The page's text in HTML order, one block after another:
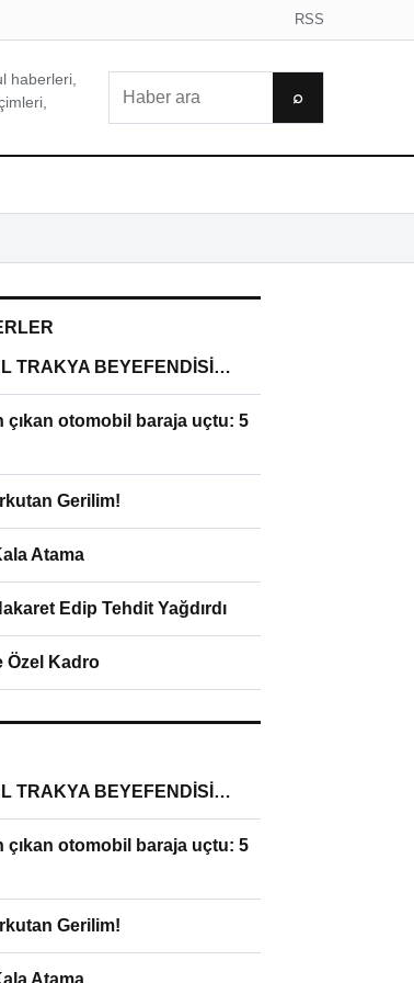
RSS
haberleri,
⌕
TRAKYA BEYEFENDİSİ…
çıkan otomobil baraja uçtu: 5
Gerilim!
Atama
Edip Tehdit Yağdırdı
Özel Kadro
TRAKYA BEYEFENDİSİ…
çıkan otomobil baraja uçtu: 5
Gerilim!
Atama